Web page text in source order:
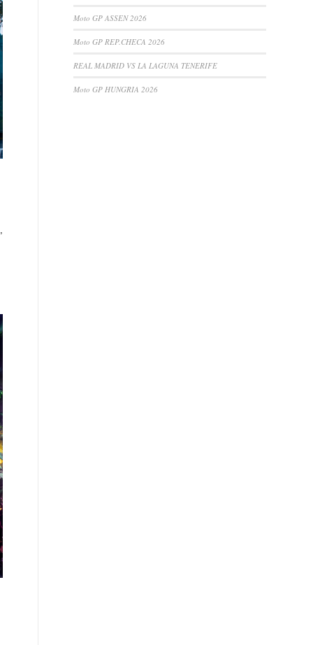
Moto GP ASSEN 2026
Moto GP REP.CHECA 2026
REAL MADRID VS LA LAGUNA TENERIFE
Moto GP HUNGRIA 2026